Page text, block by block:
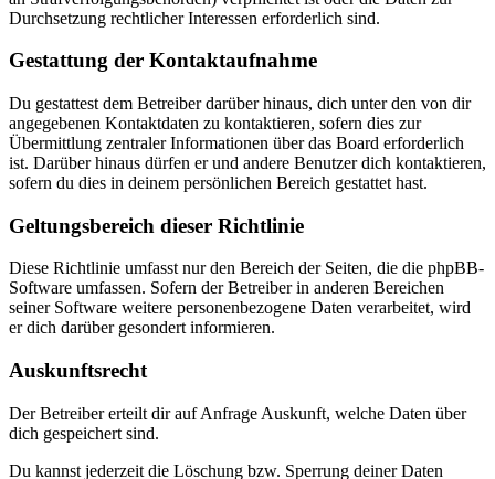
Durchsetzung rechtlicher Interessen erforderlich sind.
Gestattung der Kontaktaufnahme
Du gestattest dem Betreiber darüber hinaus, dich unter den von dir
angegebenen Kontaktdaten zu kontaktieren, sofern dies zur
Übermittlung zentraler Informationen über das Board erforderlich
ist. Darüber hinaus dürfen er und andere Benutzer dich kontaktieren,
sofern du dies in deinem persönlichen Bereich gestattet hast.
Geltungsbereich dieser Richtlinie
Diese Richtlinie umfasst nur den Bereich der Seiten, die die phpBB-
Software umfassen. Sofern der Betreiber in anderen Bereichen
seiner Software weitere personenbezogene Daten verarbeitet, wird
er dich darüber gesondert informieren.
Auskunftsrecht
Der Betreiber erteilt dir auf Anfrage Auskunft, welche Daten über
dich gespeichert sind.
Du kannst jederzeit die Löschung bzw. Sperrung deiner Daten